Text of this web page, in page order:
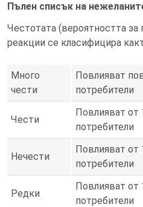
Пълен списък на
Честотата (вероятността за
реакции се класифицира
Много
чести
Повлияват
потребители
Чести
Повлияват от
потребители
Нечести
Повлияват от
потребители
Редки
Повлияват от
потребители